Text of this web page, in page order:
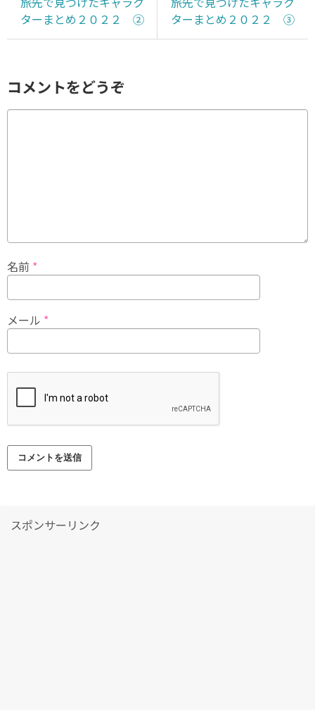
ターまとめ２０２２ ②
ターまとめ２０２２ ③
コメントをどうぞ
名前 *
メール *
スポンサーリンク